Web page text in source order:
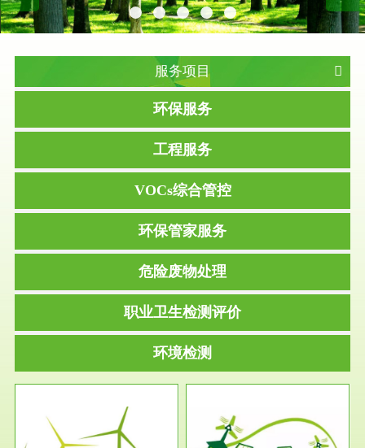
服务项目
环保服务
工程服务
VOCs综合管控
环保管家服务
危险废物处理
职业卫生检测评价
环境检测
服务范围